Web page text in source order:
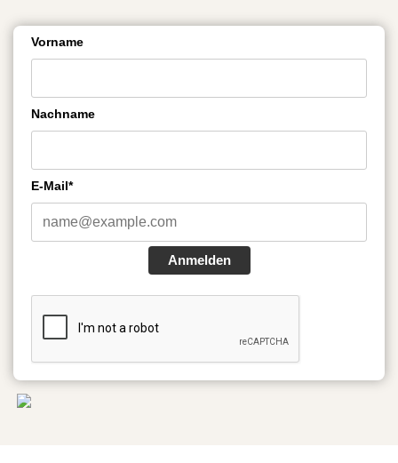
Vorname
Nachname
E-Mail*
Anmelden